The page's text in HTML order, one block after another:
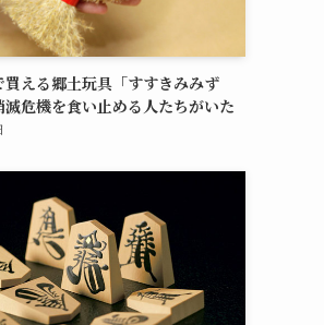
買える郷土玩具「すすきみみず
滅危機を食い止める人たちがいた